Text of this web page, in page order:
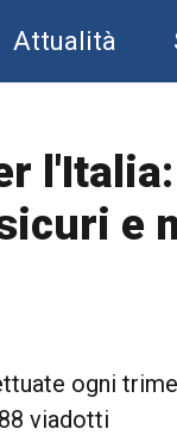
Attualità
e
ogni
viadotti